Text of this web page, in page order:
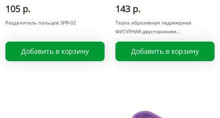
105 р.
Разделитель пальцев SPR-02
Добавить в корзину
143 р.
Терка абразивная педикюрная
ФИГУРНАЯ двусторонняя
Добавить в корзину